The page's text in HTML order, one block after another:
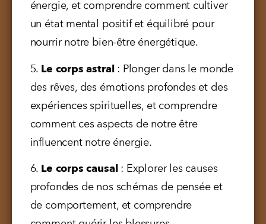
énergie, et comprendre comment cultiver
un état mental positif et équilibré pour
nourrir notre bien-être énergétique.
5. Le corps astral : Plonger dans le monde
des rêves, des émotions profondes et des
expériences spirituelles, et comprendre
comment ces aspects de notre être
influencent notre énergie.
6. Le corps causal : Explorer les causes
profondes de nos schémas de pensée et
de comportement, et comprendre